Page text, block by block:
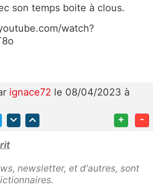
son temps boite à clous.
watch?
ignace72 le 08/04/2023 à
+ -
newsletter, et d'autres, sont